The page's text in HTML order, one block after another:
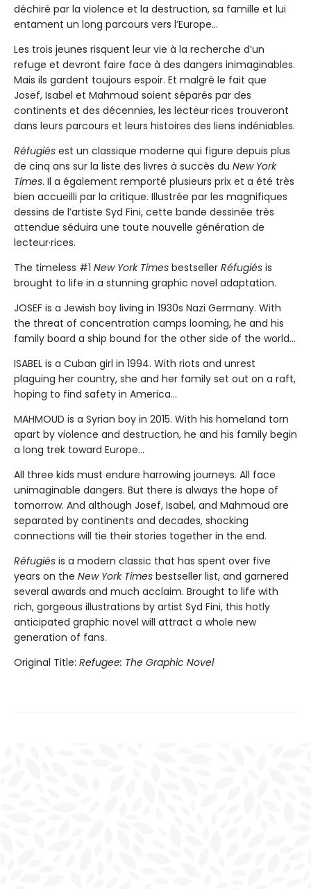
déchiré par la violence et la destruction, sa famille et lui
entament un long parcours vers l’Europe...
Les trois jeunes risquent leur vie à la recherche d’un
refuge et devront faire face à des dangers inimaginables.
Mais ils gardent toujours espoir. Et malgré le fait que
Josef, Isabel et Mahmoud soient séparés par des
continents et des décennies, les lecteur·rices trouveront
dans leurs parcours et leurs histoires des liens indéniables.
Réfugiés est un classique moderne qui figure depuis plus
de cinq ans sur la liste des livres à succès du New York
Times. Il a également remporté plusieurs prix et a été très
bien accueilli par la critique. Illustrée par les magnifiques
dessins de l’artiste Syd Fini, cette bande dessinée très
attendue séduira une toute nouvelle génération de
lecteur·rices.
The timeless #1 New York Times bestseller Réfugiés is
brought to life in a stunning graphic novel adaptation.
JOSEF is a Jewish boy living in 1930s Nazi Germany. With
the threat of concentration camps looming, he and his
family board a ship bound for the other side of the world...
ISABEL is a Cuban girl in 1994. With riots and unrest
plaguing her country, she and her family set out on a raft,
hoping to find safety in America...
MAHMOUD is a Syrian boy in 2015. With his homeland torn
apart by violence and destruction, he and his family begin
a long trek toward Europe...
All three kids must endure harrowing journeys. All face
unimaginable dangers. But there is always the hope of
tomorrow. And although Josef, Isabel, and Mahmoud are
separated by continents and decades, shocking
connections will tie their stories together in the end.
Réfugiés is a modern classic that has spent over five
years on the New York Times bestseller list, and garnered
several awards and much acclaim. Brought to life with
rich, gorgeous illustrations by artist Syd Fini, this hotly
anticipated graphic novel will attract a whole new
generation of fans.
Original Title: Refugee: The Graphic Novel